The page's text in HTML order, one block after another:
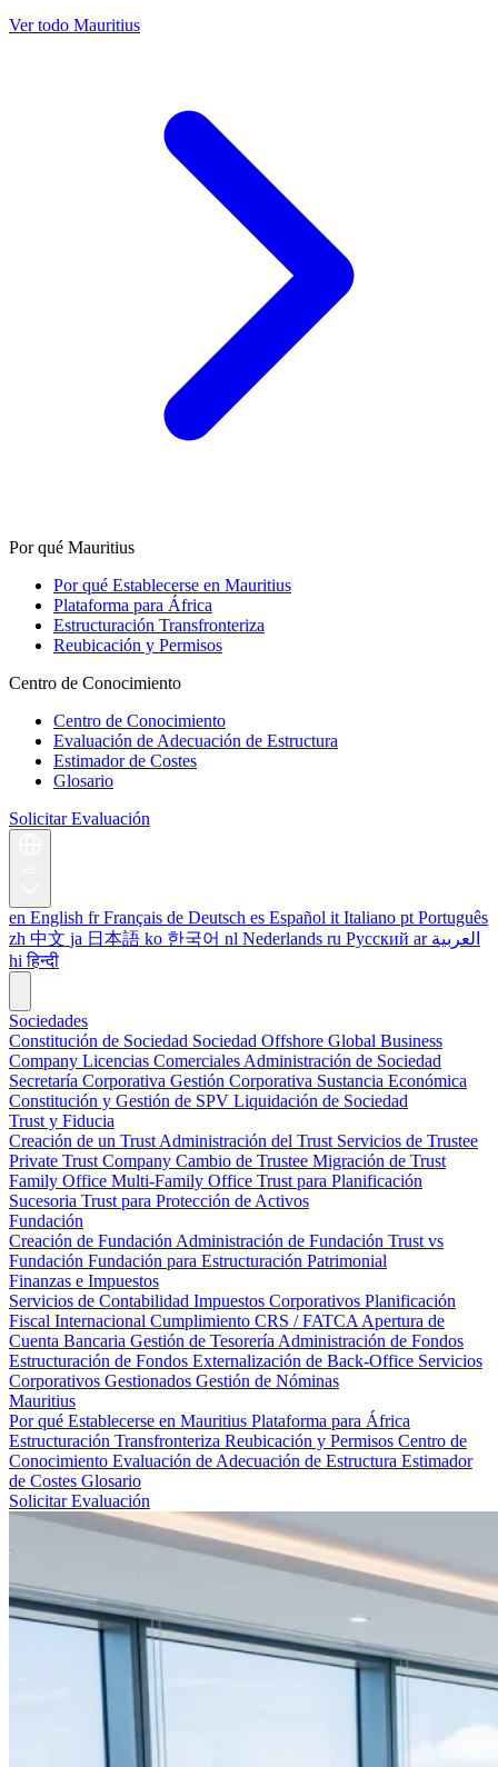
Ver todo Mauritius
Por qué Mauritius
Por qué Establecerse en Mauritius
Plataforma para África
Estructuración Transfronteriza
Reubicación y Permisos
Centro de Conocimiento
Centro de Conocimiento
Evaluación de Adecuación de Estructura
Estimador de Costes
Glosario
Solicitar Evaluación
en English fr Français de Deutsch es Español it Italiano pt Português
zh 中文 ja 日本語 ko 한국어 nl Nederlands ru Русский ar العربية
hi हिन्दी
Sociedades
Constitución de Sociedad Sociedad Offshore Global Business
Company Licencias Comerciales Administración de Sociedad
Secretaría Corporativa Gestión Corporativa Sustancia Económica
Constitución y Gestión de SPV Liquidación de Sociedad
Trust y Fiducia
Creación de un Trust Administración del Trust Servicios de Trustee
Private Trust Company Cambio de Trustee Migración de Trust
Family Office Multi-Family Office Trust para Planificación
Sucesoria Trust para Protección de Activos
Fundación
Creación de Fundación Administración de Fundación Trust vs
Fundación Fundación para Estructuración Patrimonial
Finanzas e Impuestos
Servicios de Contabilidad Impuestos Corporativos Planificación
Fiscal Internacional Cumplimiento CRS / FATCA Apertura de
Cuenta Bancaria Gestión de Tesorería Administración de Fondos
Estructuración de Fondos Externalización de Back-Office Servicios
Corporativos Gestionados Gestión de Nóminas
Mauritius
Por qué Establecerse en Mauritius Plataforma para África
Estructuración Transfronteriza Reubicación y Permisos Centro de
Conocimiento Evaluación de Adecuación de Estructura Estimador
de Costes Glosario
Solicitar Evaluación